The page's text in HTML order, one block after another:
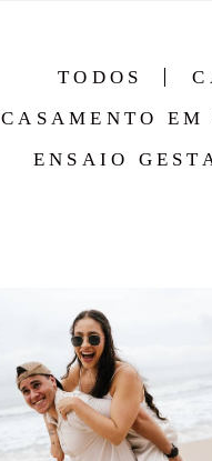
TODOS
CASAMENTO EM
ENSAIO